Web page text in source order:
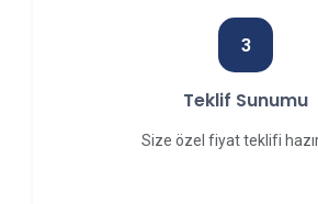
3
Teklif Sunumu
Size özel fiyat teklifi